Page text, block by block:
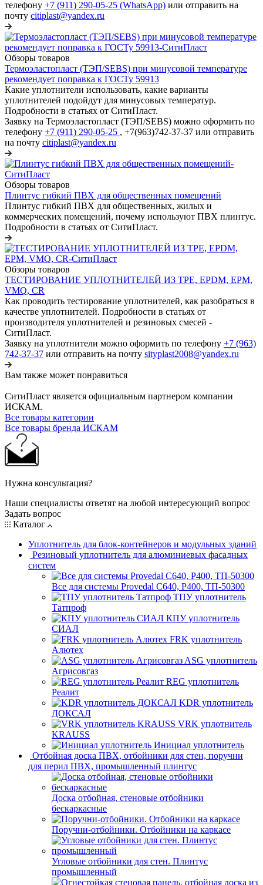
телефону +7 (911) 290-05-25 (WhatsApp) или отправить на
почту citiplast@yandex.ru
Обзоры товаров
Термоэластопласт (ТЭП/SEBS) при минусовой температуре
рекомендует поправка к ГОСТу 59913
Какие уплотнители использовать, какие варианты
уплотнителей подойдут для минусовых температур.
Подробности в статьях от СитиПласт.
Заявку на Термоэластопласт (ТЭП/SEBS) можно оформить по
телефону +7 (911) 290-05-25 , +7(963)742-37-37 или отправить
на почту citiplast@yandex.ru
Обзоры товаров
Плинтус гибкий ПВХ для общественных помещений
Плинтус гибкий ПВХ для общественных, жилых и
коммерческих помещений, почему используют ПВХ плинтус.
Подробности в статьях от СитиПласт.
Обзоры товаров
ТЕСТИРОВАНИЕ УПЛОТНИТЕЛЕЙ ИЗ TPE, EPDM, EPM,
VMQ, CR
Как проводить тестирование уплотнителей, как разобраться в
качестве уплотнителей. Подробности в статьях от
производителя уплотнителей и резиновых смесей -
СитиПласт.
Заявку на уплотнители можно оформить по телефону +7 (963)
742-37-37 или отправить на почту sityplast2008@yandex.ru
Вам также может понравиться
СитиПласт является официальным партнером компании
ИСКАМ.
Все товары категории
Все товары бренда ИСКАМ
Нужна консультация?
Наши специалисты ответят на любой интересующий вопрос
Задать вопрос
Каталог
Уплотнитель для блок-контейнеров и модульных зданий
Резиновый уплотнитель для алюминиевых фасадных
систем
Все для системы Provedal С640, Р400, ТП-50300
ТПУ уплотнитель
Татпроф
КПУ уплотнитель
СИАЛ
FRK уплотнитель
Алютех
ASG уплотнитель
Агрисовгаз
REG уплотнитель
Реалит
KDR уплотнитель
ДОКСАЛ
VRK уплотнитель
KRAUSS
Инициал уплотнитель
Отбойная доска ПВХ, отбойники для стен, поручни
для перил ПВХ, промышленный плинтус
Доска отбойная, стеновые отбойники
бескаркасные
Поручни-отбойники. Отбойники на каркасе
Угловые отбойники для стен. Плинтус
промышленный